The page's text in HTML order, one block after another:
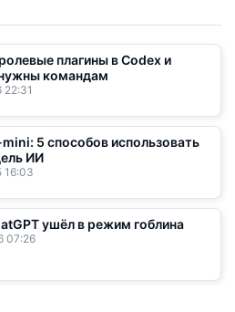
плагины в Codex и
командам
22:31
5 способов использовать
ИИ
16:03
ушёл в режим гоблина
07:26